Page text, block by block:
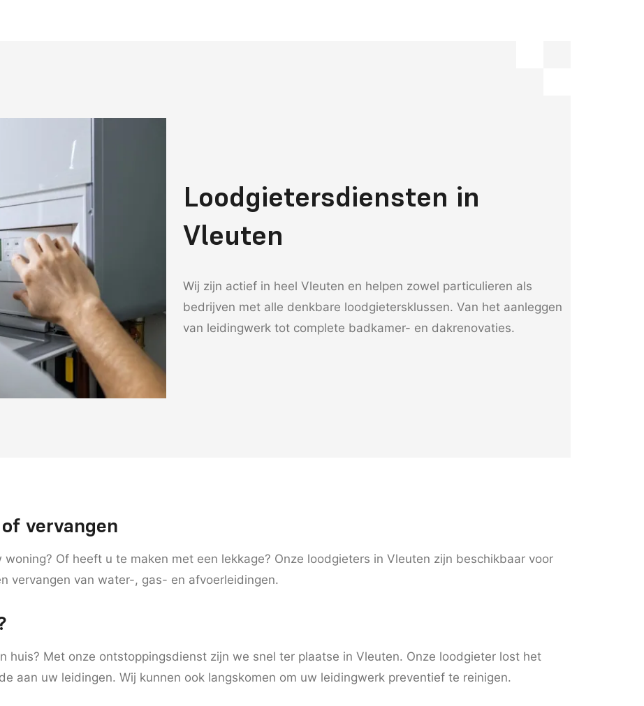
Loodgietersdiensten in
Vleuten
Wij zijn actief in heel Vleuten en helpen zowel particulieren als
bedrijven met alle denkbare loodgietersklussen. Van het aanleggen
van leidingwerk tot complete badkamer- en dakrenovaties.
vervangen
Of heeft u te maken met een lekkage? Onze loodgieters in Vleuten zijn beschikbaar voor
vervangen van water-, gas- en afvoerleidingen.
huis? Met onze ontstoppingsdienst zijn we snel ter plaatse in Vleuten. Onze loodgieter lost het
aan uw leidingen. Wij kunnen ook langskomen om uw leidingwerk preventief te reinigen.